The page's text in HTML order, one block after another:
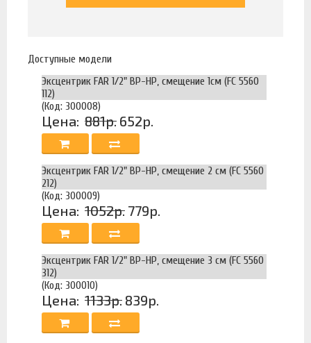
Доступные модели
Эксцентрик FAR 1/2" ВР-НР, смещение 1см (FC 5560
112)
(Код: 300008)
Цена: 881р. 652р.
Эксцентрик FAR 1/2" ВР-НР, смещение 2 см (FC 5560
212)
(Код: 300009)
Цена: 1052р. 779р.
Эксцентрик FAR 1/2" ВР-НР, смещение 3 см (FC 5560
312)
(Код: 300010)
Цена: 1133р. 839р.